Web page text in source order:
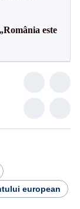
este
european